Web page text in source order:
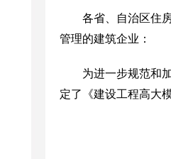
各省、自治区住
管理的建筑企业：
为进一步规范和
定了《建设工程高大